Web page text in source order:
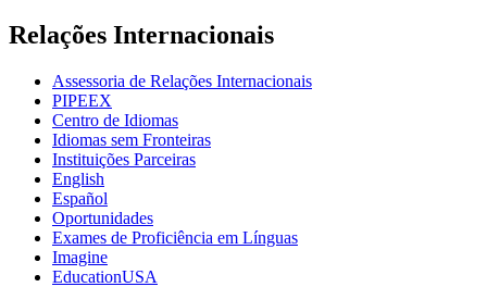
Relações Internacionais
Assessoria de Relações Internacionais
PIPEEX
Centro de Idiomas
Idiomas sem Fronteiras
Instituições Parceiras
English
Español
Oportunidades
Exames de Proficiência em Línguas
Imagine
EducationUSA